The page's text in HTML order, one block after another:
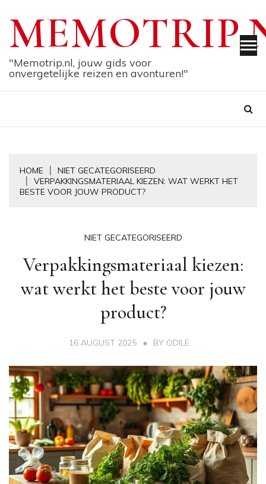
content
"Memotrip.nl, jouw gids voor
onvergetelijke reizen en avonturen!"
HOME
NIET GECATEGORISEERD
VERPAKKINGSMATERIAAL KIEZEN: WAT WERKT HET
BESTE VOOR JOUW PRODUCT?
NIET GECATEGORISEERD
Verpakkingsmateriaal kiezen:
wat werkt het beste voor jouw
product?
16 AUGUST 2025 BY ODILE